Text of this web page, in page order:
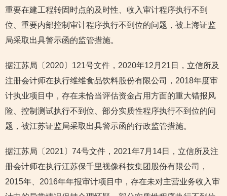
重要在建工程转固时点的及时性、收入审计程序执行不到
位、重要内部控制审计程序执行不到位的问题，被上海证监
局采取出具警示函的监管措施。
据江苏局〔2020〕121号文件，2020年12月21日，立信所及
注册会计师在执行维维食品饮料股份有限公司，2018年度审
计执业项目中，存在未恰当评估资金占用方面的重大错报风
险、控制测试执行不到位、部分实质性程序执行不到位的问
题，被江苏证监局采取出具警示函的行政监管措施。
据江苏局〔2021〕74号文件，2021年7月14日，立信所及注
册会计师在执行江苏保千里视像科技集团股份有限公司，
2015年、2016年年报审计项目中，存在未对主营业务收入审